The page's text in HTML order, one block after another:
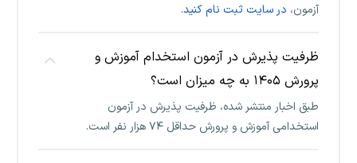
آزمون، در سایت ثبت نام کنید.
ظرفیت پذیرش در آزمون استخدام آموزش و
پرورش ۱۴۰۵ به چه میزان است؟
طبق اخبار منتشر شده، ظرفیت پذیرش در آزمون
استخدامی آموزش و پرورش حداقل ۷۴ هزار نفر است.